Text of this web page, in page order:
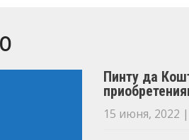
Пинту да
15 июня, 2022